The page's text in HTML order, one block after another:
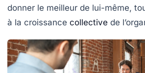
donner le meilleur de lui-même,
à la croissance collective de